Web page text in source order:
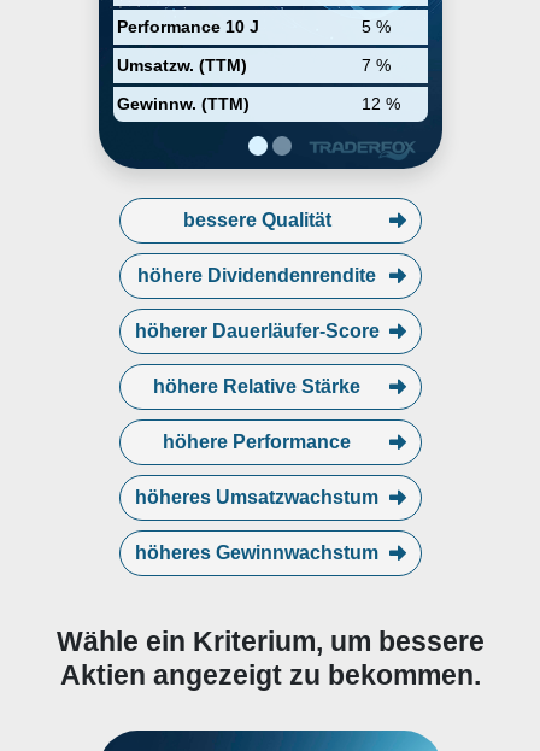
Performance 10 J
5 %
Umsatzw. (TTM)
7 %
Gewinnw. (TTM)
12 %
bessere Qualität
höhere Dividendenrendite
höherer Dauerläufer-Score
höhere Relative Stärke
höhere Performance
höheres Umsatzwachstum
höheres Gewinnwachstum
Wähle ein Kriterium, um bessere
Aktien angezeigt zu bekommen.